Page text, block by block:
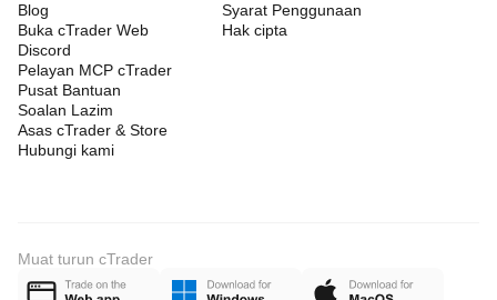
Blog
Buka cTrader Web
Discord
Pelayan MCP cTrader
Pusat Bantuan
Soalan Lazim
Asas cTrader & Store
Hubungi kami
Syarat Penggunaan
Hak cipta
Muat turun cTrader